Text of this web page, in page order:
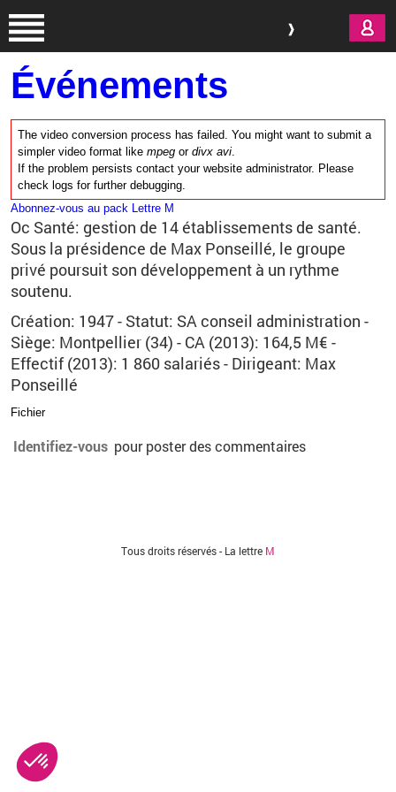
Événements
The video conversion process has failed. You might want to submit a
simpler video format like mpegor divx avi.
If the problem persists contact your website administrator. Please
check logs for further debugging.
Abonnez-vous au pack Lettre M
Oc Santé: gestion de 14 établissements de santé.
Sous la présidence de Max Ponseillé, le groupe
privé poursuit son développement à un rythme
soutenu.
Création: 1947 - Statut: SA conseil administration -
Siège: Montpellier (34) - CA (2013): 164,5 M€ -
Effectif (2013): 1 860 salariés - Dirigeant: Max
Ponseillé
Fichier
Identifiez-vous pour poster des commentaires
Tous droits réservés - La lettre M